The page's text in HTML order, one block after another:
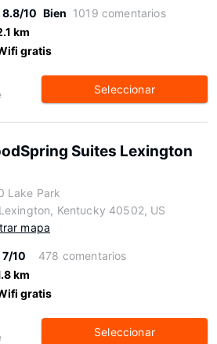
8.8/10 Bien 1019 comentarios
km
gratis
Seleccionar
Suites Lexington
Lake Park
Kentucky 40502, US
mapa
7/10
478 comentarios
km
gratis
Seleccionar